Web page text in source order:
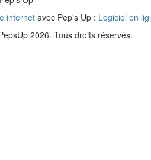
internet avec Pep's Up : Logiciel en
2026. Tous droits réservés.